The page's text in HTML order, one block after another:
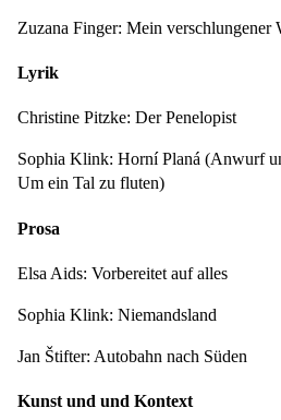
Zuzana Finger: Mein verschlungener
Lyrik
Christine Pitzke: Der Penelopist
Sophia Klink: Horní Planá (Anwurf
Um ein Tal zu fluten)
Prosa
Elsa Aids: Vorbereitet auf alles
Sophia Klink: Niemandsland
Jan Štifter: Autobahn nach Süden
Kunst und und Kontext